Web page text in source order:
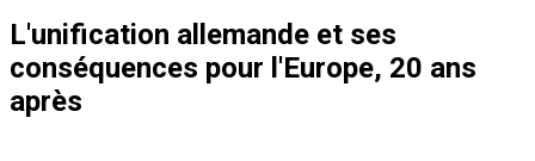
L'unification allemande et ses
conséquences pour l'Europe, 20 ans
après